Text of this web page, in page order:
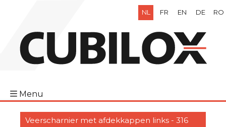
NL FR EN DE RO
Menu
Veerscharnier met afdekkappen links - 316